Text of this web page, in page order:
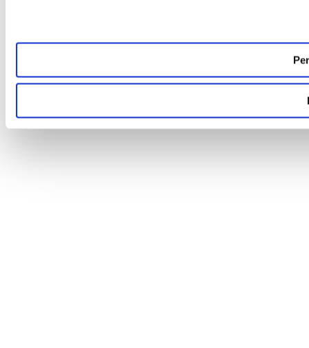
Las cookies de este sitio web se usan para personalizar
analizar el tráfico. Además, compartimos información
sociales, publicidad y análisis web, quienes pueden